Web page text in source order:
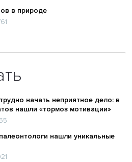
в природе
начать неприятное дело: в
нашли «тормоз мотивации»
нашли уникальные